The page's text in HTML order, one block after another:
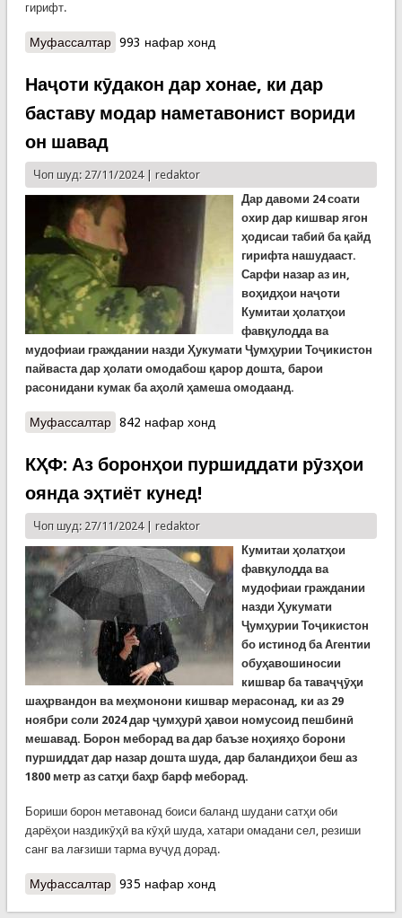
гирифт.
Муфассалтаро Дар Хоруғ ҷаласаи Комиссияи вилоятии
993 нафар хонд
Наҷоти кӯдакон дар хонае, ки дар
баставу модар наметавонист вориди
он шавад
Чоп шуд: 27/11/2024 | redaktor
Дар давоми 24 соати
охир дар кишвар ягон
ҳодисаи табиӣ ба қайд
гирифта нашудааст.
Сарфи назар аз ин,
воҳидҳои наҷоти
Кумитаи ҳолатҳои
фавқулодда ва
мудофиаи граждании назди Ҳукумати Ҷумҳурии Тоҷикистон
пайваста дар ҳолати омодабош қарор дошта, барои
расонидани кумак ба аҳолӣ ҳамеша омодаанд.
Муфассалтаро Наҷоти кӯдакон дар хонае, ки дар баставу
842 нафар хонд
КҲФ: Аз боронҳои пуршиддати рӯзҳои
оянда эҳтиёт кунед!
Чоп шуд: 27/11/2024 | redaktor
Кумитаи ҳолатҳои
фавқулодда ва
мудофиаи граждании
назди Ҳукумати
Ҷумҳурии Тоҷикистон
бо истинод ба Агентии
обуҳавошиносии
кишвар ба таваҷҷӯҳи
шаҳрвандон ва меҳмонони кишвар мерасонад, ки аз 29
ноябри соли 2024 дар ҷумҳурӣ ҳавои номусоид пешбинӣ
мешавад. Борон меборад ва дар баъзе ноҳияҳо борони
пуршиддат дар назар дошта шуда, дар баландиҳои беш аз
1800 метр аз сатҳи баҳр барф меборад.
Бориши борон метавонад боиси баланд шудани сатҳи оби
дарёҳои наздикӯҳӣ ва кӯҳӣ шуда, хатари омадани сел, резиши
санг ва лағзиши тарма вуҷуд дорад.
Муфассалтаро КҲФ: Аз боронҳои пуршиддати рӯзҳои оянда
935 нафар хонд